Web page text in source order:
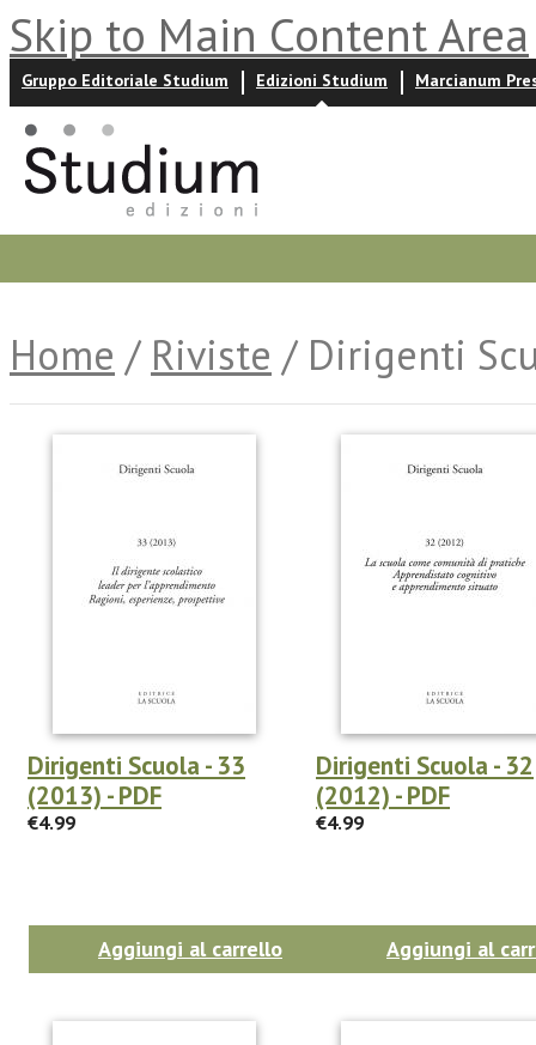
Skip to Main Content Area
Gruppo Editoriale Studium Edizioni Studium Marcianum
Home / Riviste / Dirigenti
Dirigenti Scuola - 33
(2013) - PDF
€4.99
Aggiungi al carrello
Dirigenti Scuola - 32
(2012) - PDF
€4.99
Aggiungi al